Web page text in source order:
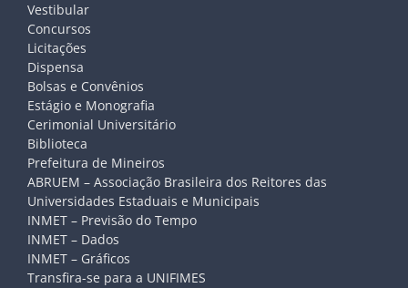
Vestibular
Concursos
Licitações
Dispensa
Bolsas e Convênios
Estágio e Monografia
Cerimonial Universitário
Biblioteca
Prefeitura de Mineiros
ABRUEM – Associação Brasileira dos Reitores das
Universidades Estaduais e Municipais
INMET – Previsão do Tempo
INMET – Dados
INMET – Gráficos
Transfira-se para a UNIFIMES